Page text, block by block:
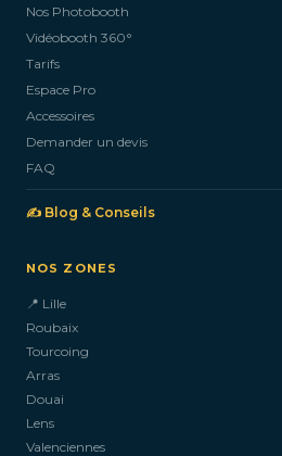
Nos Photobooth
Vidéobooth 360°
Tarifs
Espace Pro
Accessoires
Demander un devis
FAQ
✍️ Blog & Conseils
NOS ZONES
📍 Lille
Roubaix
Tourcoing
Arras
Douai
Lens
Valenciennes